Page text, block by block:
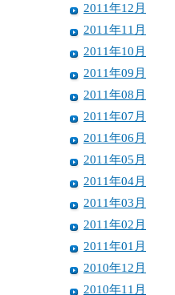
2011年12月
2011年11月
2011年10月
2011年09月
2011年08月
2011年07月
2011年06月
2011年05月
2011年04月
2011年03月
2011年02月
2011年01月
2010年12月
2010年11月